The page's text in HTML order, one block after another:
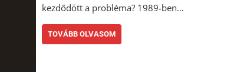
kezdődött a probléma? 1989-ben…
TOVÁBB OLVASOM